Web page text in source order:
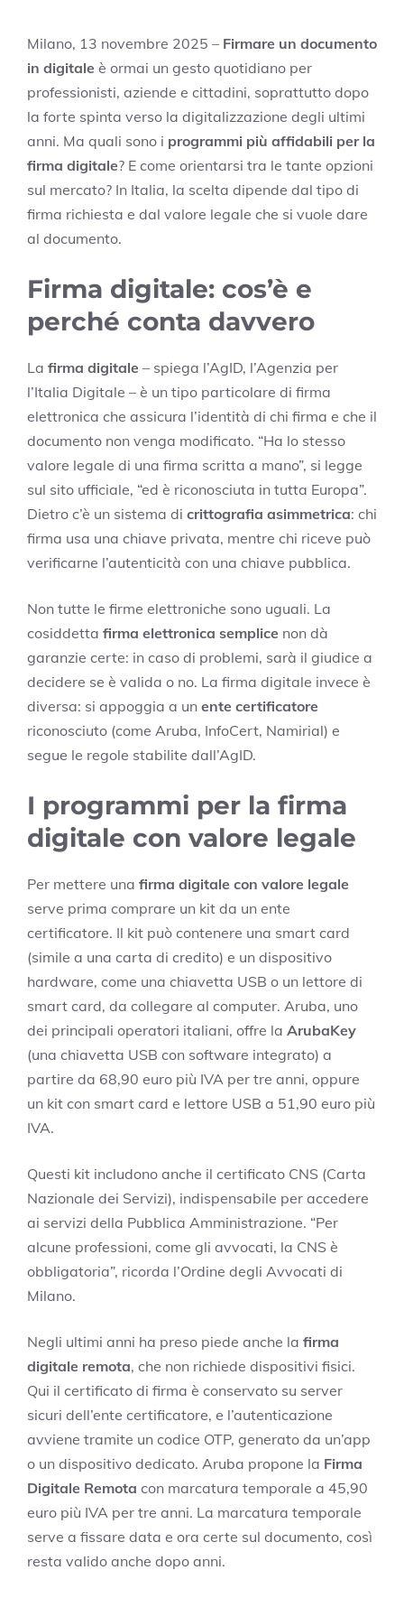
Milano, 13 novembre 2025 – Firmare un documento
in digitale è ormai un gesto quotidiano per
professionisti, aziende e cittadini, soprattutto dopo
la forte spinta verso la digitalizzazione degli ultimi
anni. Ma quali sono i programmi più affidabili per la
firma digitale? E come orientarsi tra le tante opzioni
sul mercato? In Italia, la scelta dipende dal tipo di
firma richiesta e dal valore legale che si vuole dare
al documento.
Firma digitale: cos’è e
perché conta davvero
La firma digitale – spiega l’AgID, l’Agenzia per
l’Italia Digitale – è un tipo particolare di firma
elettronica che assicura l’identità di chi firma e che il
documento non venga modificato. “Ha lo stesso
valore legale di una firma scritta a mano”, si legge
sul sito ufficiale, “ed è riconosciuta in tutta Europa”.
Dietro c’è un sistema di crittografia asimmetrica: chi
firma usa una chiave privata, mentre chi riceve può
verificarne l’autenticità con una chiave pubblica.
Non tutte le firme elettroniche sono uguali. La
cosiddetta firma elettronica semplice non dà
garanzie certe: in caso di problemi, sarà il giudice a
decidere se è valida o no. La firma digitale invece è
diversa: si appoggia a un ente certificatore
riconosciuto (come Aruba, InfoCert, Namirial) e
segue le regole stabilite dall’AgID.
I programmi per la firma
digitale con valore legale
Per mettere una firma digitale con valore legale
serve prima comprare un kit da un ente
certificatore. Il kit può contenere una smart card
(simile a una carta di credito) e un dispositivo
hardware, come una chiavetta USB o un lettore di
smart card, da collegare al computer. Aruba, uno
dei principali operatori italiani, offre la ArubaKey
(una chiavetta USB con software integrato) a
partire da 68,90 euro più IVA per tre anni, oppure
un kit con smart card e lettore USB a 51,90 euro più
IVA.
Questi kit includono anche il certificato CNS (Carta
Nazionale dei Servizi), indispensabile per accedere
ai servizi della Pubblica Amministrazione. “Per
alcune professioni, come gli avvocati, la CNS è
obbligatoria”, ricorda l’Ordine degli Avvocati di
Milano.
Negli ultimi anni ha preso piede anche la firma
digitale remota, che non richiede dispositivi fisici.
Qui il certificato di firma è conservato su server
sicuri dell’ente certificatore, e l’autenticazione
avviene tramite un codice OTP, generato da un’app
o un dispositivo dedicato. Aruba propone la Firma
Digitale Remota con marcatura temporale a 45,90
euro più IVA per tre anni. La marcatura temporale
serve a fissare data e ora certe sul documento, così
resta valido anche dopo anni.